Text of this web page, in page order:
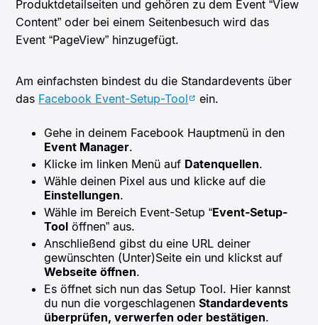
Produktdetailseiten und gehören zu dem Event “View
Content” oder bei einem Seitenbesuch wird das
Event “PageView” hinzugefügt.
Am einfachsten bindest du die Standardevents über
das Facebook Event-Setup-Tool ein.
Gehe in deinem Facebook Hauptmenü in den
Event Manager.
Klicke im linken Menü auf Datenquellen.
Wähle deinen Pixel aus und klicke auf die
Einstellungen.
Wähle im Bereich Event-Setup “Event-Setup-
Tool öffnen” aus.
Anschließend gibst du eine URL deiner
gewünschten (Unter)Seite ein und klickst auf
Webseite öffnen.
Es öffnet sich nun das Setup Tool. Hier kannst
du nun die vorgeschlagenenStandardevents
überprüfen, verwerfen oder bestätigen.